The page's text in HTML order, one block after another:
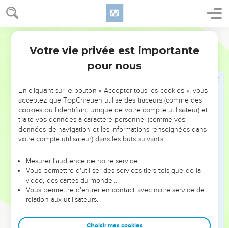
Colossiens 4
courage.
Épafras, qui est de chez vous, vous salue. Ce serviteur du
Christ Jésus combat pour vous dans ses prières. En effet, il
demande que vous restiez parfaitement chrétiens et toujours
en accord avec ce que Dieu veut.
Laodicée et pour ceux de Hiérapolis : j’en suis témoin.
Luc, notre ami médecin, vous salue, ainsi que Démas.
Saluez les frères et sœurs chrétiens qui sont à Laodicée,
avec Nimfa et avec la communauté qui se réunit dans sa
Lisez cette lettre chez vous. Ensuite, donnez-la à l’Église
de Laodicée pour que les chrétiens de cette ville la lisent
aussi. Et vous, lisez la lettre qui arrivera de Laodicée.
Dites à Arkippe : « Attention ! Tu es chargé d’un travail au
Votre vie privée est importante
pour nous
En cliquant sur le bouton « Accepter tous les cookies », vous
acceptez que TopChrétien utilise des traceurs (comme des
cookies ou l'identifiant unique de votre compte utilisateur) et
traite vos données à caractère personnel (comme vos
données de navigation et les informations renseignées dans
votre compte utilisateur) dans les buts suivants :
Mesurer l'audience de notre service
Vous permettre d'utiliser des services tiers tels que de la
vidéo, des cartes du monde…
Vous permettre d'entrer en contact avec notre service de
relation aux utilisateurs.
Choisir mes cookies